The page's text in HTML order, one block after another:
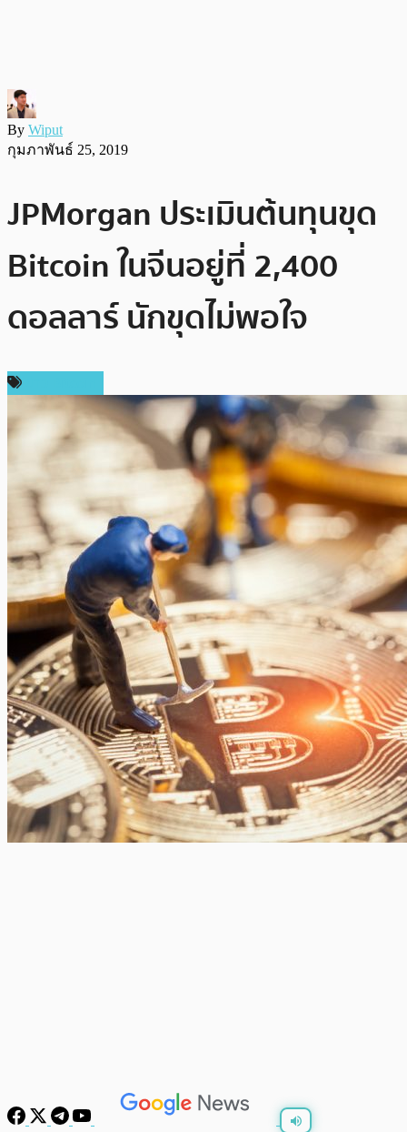
By Wiput
กุมภาพันธ์ 25, 2019
JPMorgan ประเมินต้นทุนขุด
Bitcoin ในจีนอยู่ที่ 2,400
ดอลลาร์ นักขุดไม่พอใจ